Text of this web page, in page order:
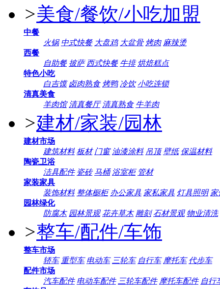
>美食/餐饮/小吃加盟
中餐
火锅 中式快餐 大盘鸡 大盆骨 烤肉 麻辣烫
西餐
自助餐 披萨 西式快餐 牛排 烘焙糕点
特色小吃
白吉馍 卤肉熟食 烤鸭 冷饮 小吃连锁
清真美食
羊肉馆 清真餐厅 清真熟食 牛羊肉
>建材/家装/园林
建材市场
建筑材料 板材 门窗 油漆涂料 吊顶 壁纸 保温材料
陶瓷卫浴
洁具配件 瓷砖 马桶 浴室柜 管材
家装家具
装饰材料 整体橱柜 办公家具 家私家具 灯具照明 家
园林绿化
防腐木 园林景观 花卉草木 雕刻 石材景观 物业清洗
>整车/配件/车饰
整车市场
轿车 重型车 电动车 三轮车 自行车 摩托车 代步车
配件市场
汽车配件 电动车配件 三轮车配件 摩托车配件 自行